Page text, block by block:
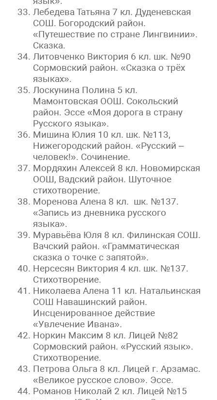
Лебедева Татьяна 7 кл. Дуденевская
СОШ. Богородский район.
«Путешествие по стране Лингвинии».
Сказка.
Литовченко Виктория 6 кл. шк. №90
Сормовский район. «Сказка о трёх
языках».
Лоскунина Полина 5 кл.
Мамонтовская ООШ. Сокольский
район. Эссе «Моя дорога в страну
Русского языка».
Мишина Юлия 10 кл. шк. №113,
Нижегородский район. «Русский –
человек!». Сочинение.
Мордяхин Алексей 8 кл. Новомирская
ООШ, Вадский район. Шуточное
стихотворение.
Моренова Алена 8 кл. шк. №137.
«Запись из дневника русского
языка».
Муравьёва Юля 8 кл. Филинская СОШ.
Вачский район. «Грамматическая
сказка о точке с запятой».
Нерсесян Виктория 4 кл. шк. №137.
Стихотворение.
Николаева Алена 11 кл. Натальинская
СОШ Навашинский район.
Инсценированное действие
«Увлечение Ивана».
Норкин Максим 8 кл. Лицей №82
Сормовский район. «Русский язык».
Стихотворение.
Петрова Ольга 8 кл. Лицей г. Арзамас.
«Великое русское слово». Эссе.
Романов Николай 2 кл. Лицей №15